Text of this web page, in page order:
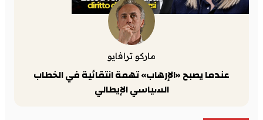
ماركو ترافايو
عندما يصبح «الإرهاب» تهمة انتقائية في الخطاب
السياسي الإيطالي